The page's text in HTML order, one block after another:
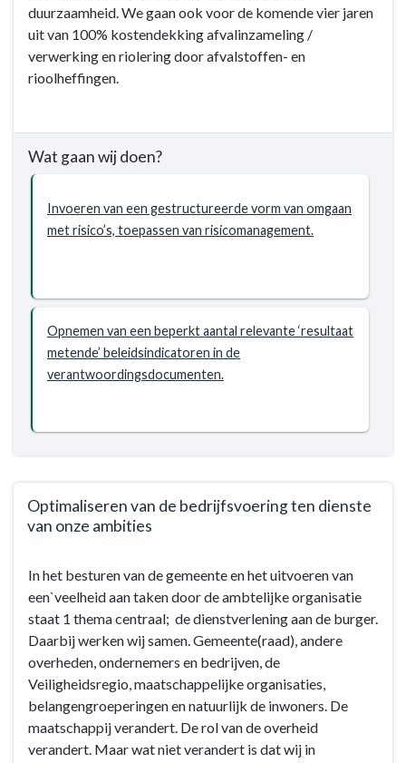
Nunspeet
zorgt
voor
een
financiële
huishouding
duurzaamheid. We gaan ook voor de komende vier jaren
uit van 100% kostendekking afvalinzameling /
verwerking en riolering door afvalstoffen- en
rioolheffingen.
Wat gaan wij doen?
Invoeren van een gestructureerde vorm van omgaan
met risico’s, toepassen van risicomanagement.
Opnemen van een beperkt aantal relevante ‘resultaat
metende’ beleidsindicatoren in de
verantwoordingsdocumenten.
Optimaliseren van de bedrijfsvoering ten dienste
van onze ambities
naar
navigatie
Programma
Bestuur
ondersteuning
In het besturen van de gemeente en het uitvoeren van
een`veelheid aan taken door de ambtelijke organisatie
staat 1 thema centraal; de dienstverlening aan de burger.
Daarbij werken wij samen. Gemeente(raad), andere
overheden, ondernemers en bedrijven, de
Veiligheidsregio, maatschappelijke organisaties,
belangengroeperingen en natuurlijk de inwoners. De
maatschappij verandert. De rol van de overheid
verandert. Maar wat niet verandert is dat wij in